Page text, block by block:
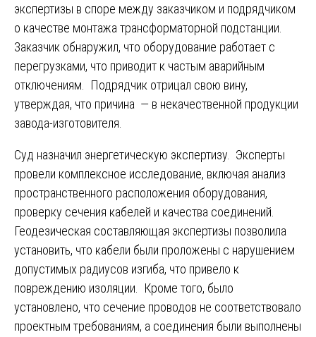
экспертизы в споре между заказчиком и подрядчиком
о качестве монтажа трансформаторной подстанции.
Заказчик обнаружил, что оборудование работает с
перегрузками, что приводит к частым аварийным
отключениям. Подрядчик отрицал свою вину,
утверждая, что причина — в некачественной продукции
завода-изготовителя.
Суд назначил энергетическую экспертизу. Эксперты
провели комплексное исследование, включая анализ
пространственного расположения оборудования,
проверку сечения кабелей и качества соединений.
Геодезическая составляющая экспертизы позволила
установить, что кабели были проложены с нарушением
допустимых радиусов изгиба, что привело к
повреждению изоляции. Кроме того, было
установлено, что сечение проводов не соответствовало
проектным требованиям, а соединения были выполнены